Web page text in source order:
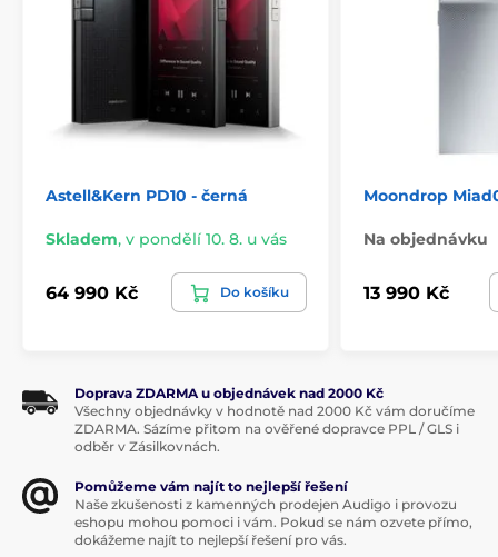
Astell&Kern PD10 - černá
Skladem, v pondělí 10. 8. u vás
64 990 Kč Do košíku
Moondrop
Na objednávku
13 990 Kč
Doprava ZDARMA u objednávek nad 2000 Kč
Všechny objednávky v hodnotě nad 2000 Kč vám doručíme
ZDARMA. Sázíme přitom na ověřené dopravce PPL / GLS i
odběr v Zásilkovnách.
Pomůžeme vám najít to nejlepší řešení
Naše zkušenosti z kamenných prodejen Audigo i provozu
eshopu mohou pomoci i vám. Pokud se nám ozvete přímo,
dokážeme najít to nejlepší řešení pro vás.